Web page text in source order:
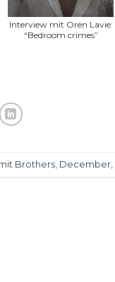
Interview mit Oren Lavie:
“Bedroom crimes”
Brothers December